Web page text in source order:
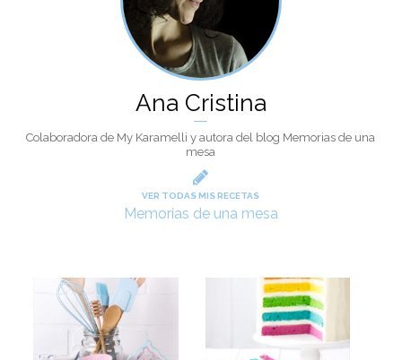
Ana Cristina
Colaboradora de My Karamelli y autora del blog Memorias de una
mesa
VER TODAS MIS RECETAS
Memorias de una mesa